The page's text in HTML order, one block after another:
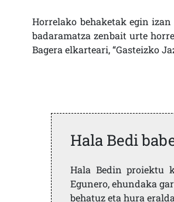
Horrelako behaketak egin
badaramatza zenbait urte
Bagera elkarteari, “Gasteizko
Hala Bedi
Hala Bedin proiektu
Egunero, ehundaka
behatuz eta hura